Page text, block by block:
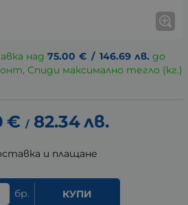
над 75.00 € / 146.69 лв. до
Спиди максимално тегло (кг.)
€ / 82.34лв.
и плащане
бр. КУПИ